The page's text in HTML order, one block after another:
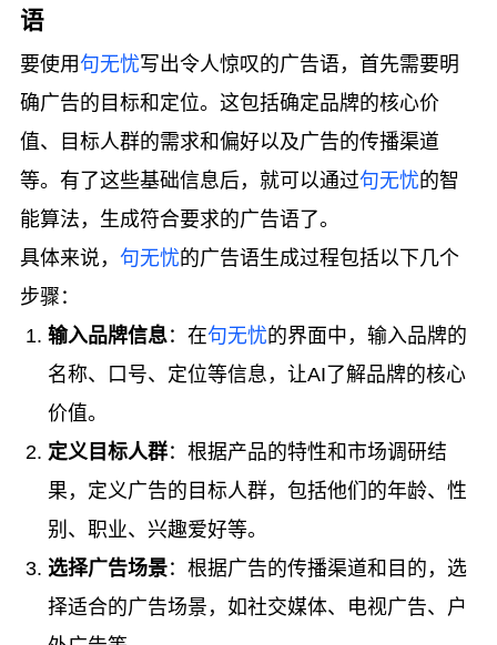
语
要使用句无忧写出令人惊叹的广告语，首先需要明
确广告的目标和定位。这包括确定品牌的核心价
值、目标人群的需求和偏好以及广告的传播渠道
等。有了这些基础信息后，就可以通过句无忧的智
能算法，生成符合要求的广告语了。
具体来说， 句无忧的广告语生成过程包括以下几个
步骤：
输入品牌信息：在句无忧的界面中，输入品牌的
名称、口号、定位等信息，让AI了解品牌的核心
价值。
定义目标人群：根据产品的特性和市场调研结
果，定义广告的目标人群，包括他们的年龄、性
别、职业、兴趣爱好等。
选择广告场景：根据广告的传播渠道和目的，选
择适合的广告场景，如社交媒体、电视广告、户